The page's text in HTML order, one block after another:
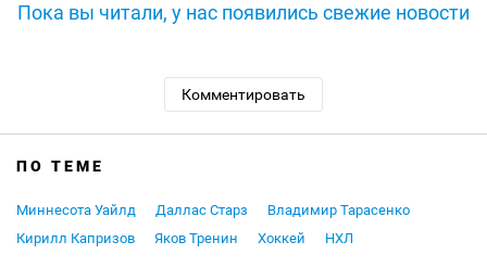
Пока вы читали, у нас появились свежие новости
Комментировать
ПО ТЕМЕ
Миннесота Уайлд Даллас Старз
Владимир Тарасенко
Кирилл Капризов
Яков Тренин Хоккей НХЛ